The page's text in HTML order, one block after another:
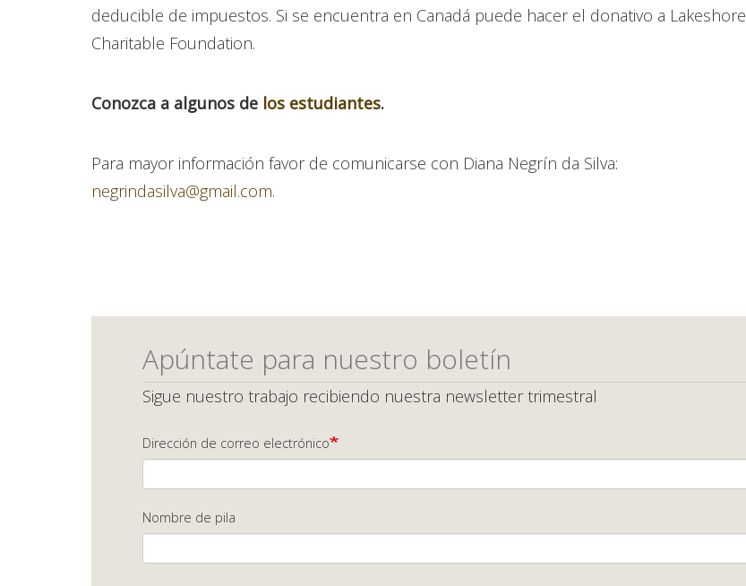
deducible de impuestos. Si se encuentra en Canadá puede hacer el donativo a Lakeshore
Charitable Foundation.
Conozca a algunos de los estudiantes.
Para mayor información favor de comunicarse con Diana Negrín da Silva:
negrindasilva@gmail.com.
Apúntate para nuestro boletín
Sigue nuestro trabajo recibiendo nuestra newsletter trimestral
Dirección de correo electrónico
Nombre de pila